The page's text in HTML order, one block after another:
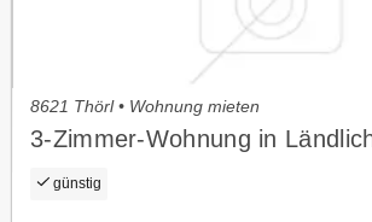
8621 Thörl • Wohnung mieten
3-Zimmer-Wohnung in
günstig